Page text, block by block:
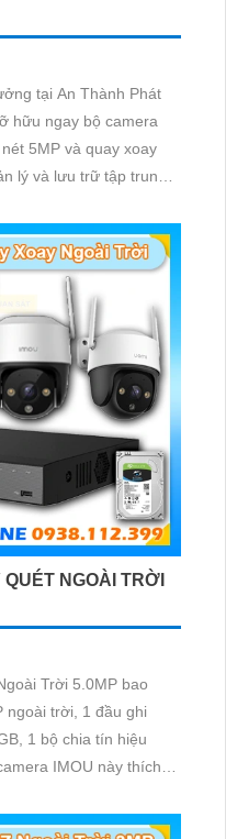
tại An Thành Phát
hữu ngay bộ camera
5MP và quay xoay
lý và lưu trữ tập trung
NGOÀI TRỜI
Trời 5.0MP bao
ngoài trời, 1 đầu ghi
1 bộ chia tín hiệu
IMOU này thích